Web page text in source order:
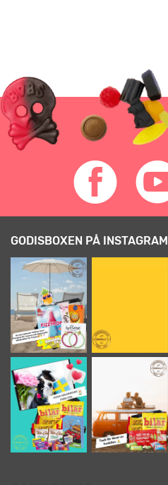
GODISBOXEN PÅ INSTAGRAM